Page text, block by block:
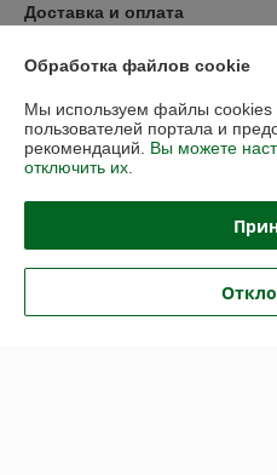
Доставка и оплата
График работы
Полная версия сайта
Сайт создан на платформе
Информация для покупателя
Обработка файлов cookie
Мы используем файлы cookies
пользователей портала и
рекомендаций. Вы можете
отключить их.